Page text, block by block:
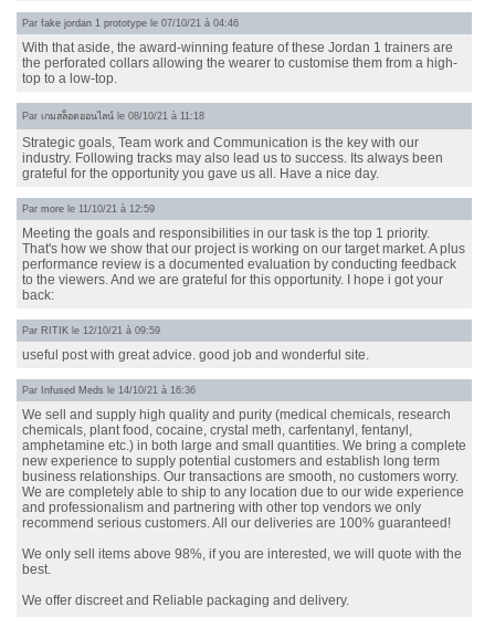
Par fake jordan 1 prototype le 07/10/21 à 04:46
With that aside, the award-winning feature of these Jordan 1 trainers are
the perforated collars allowing the wearer to customise them from a high-
top to a low-top.
Par เกมสล็อตออนไลน์ le 08/10/21 à 11:18
Strategic goals, Team work and Communication is the key with our
industry. Following tracks may also lead us to success. Its always been
grateful for the opportunity you gave us all. Have a nice day.
Par more le 11/10/21 à 12:59
Meeting the goals and responsibilities in our task is the top 1 priority.
That's how we show that our project is working on our target market. A plus
performance review is a documented evaluation by conducting feedback
to the viewers. And we are grateful for this opportunity. I hope i got your
back:
Par RITIK le 12/10/21 à 09:59
useful post with great advice. good job and wonderful site.
Par Infused Meds le 14/10/21 à 16:36
We sell and supply high quality and purity (medical chemicals, research
chemicals, plant food, cocaine, crystal meth, carfentanyl, fentanyl,
amphetamine etc.) in both large and small quantities. We bring a complete
new experience to supply potential customers and establish long term
business relationships. Our transactions are smooth, no customers worry.
We are completely able to ship to any location due to our wide experience
and professionalism and partnering with other top vendors we only
recommend serious customers. All our deliveries are 100% guaranteed!
We only sell items above 98%, if you are interested, we will quote with the
best.
We offer discreet and Reliable packaging and delivery.